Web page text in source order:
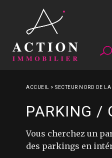
ACCUEIL > SECTEUR NORD DE
PARKING /
Vous cherchez un
des parkings en